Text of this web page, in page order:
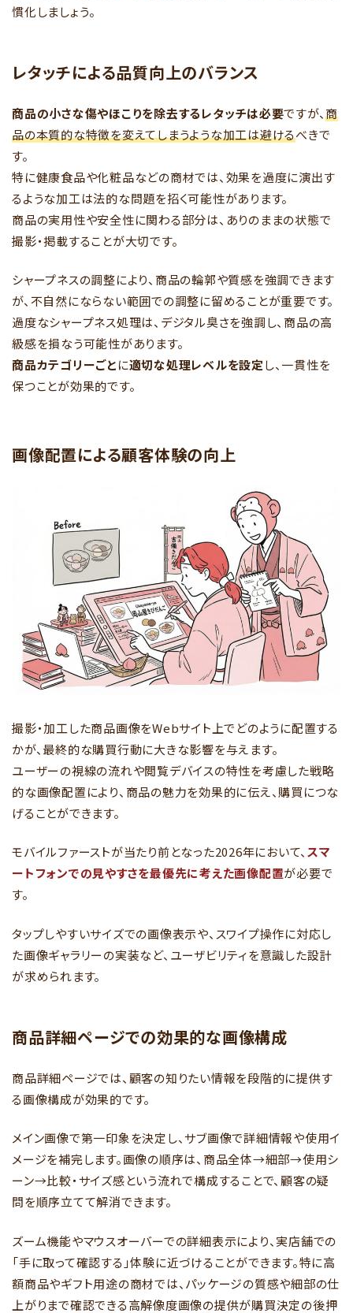
慣化しましょう。
レタッチによる品質向上のバランス
商品の小さな傷やほこりを除去するレタッチは必要ですが、商
品の本質的な特徴を変えてしまうような加工は避けるべきで
す。
特に健康食品や化粧品などの商材では、効果を過度に演出す
るような加工は法的な問題を招く可能性があります。
商品の実用性や安全性に関わる部分は、ありのままの状態で
撮影・掲載することが大切です。
シャープネスの調整により、商品の輪郭や質感を強調できます
が、不自然にならない範囲での調整に留めることが重要です。
過度なシャープネス処理は、デジタル臭さを強調し、商品の高
級感を損なう可能性があります。
商品カテゴリーごとに適切な処理レベルを設定し、一貫性を
保つことが効果的です。
画像配置による顧客体験の向上
撮影・加工した商品画像をWebサイト上でどのように配置する
かが、最終的な購買行動に大きな影響を与えます。
ユーザーの視線の流れや閲覧デバイスの特性を考慮した戦略
的な画像配置により、商品の魅力を効果的に伝え、購買につな
げることができます。
モバイルファーストが当たり前となった2026年において、 スマ
ートフォンでの見やすさを最優先に考えた画像配置が必要で
す。
タップしやすいサイズでの画像表示や、スワイプ操作に対応し
た画像ギャラリーの実装など、ユーザビリティを意識した設計
が求められます。
商品詳細ページでの効果的な画像構成
商品詳細ページでは、顧客の知りたい情報を段階的に提供す
る画像構成が効果的です。
メイン画像で第一印象を決定し、サブ画像で詳細情報や使用イ
メージを補完します。画像の順序は、商品全体→細部→使用シ
ーン→比較・サイズ感という流れで構成することで、顧客の疑
問を順序立てて解消できます。
ズーム機能やマウスオーバーでの詳細表示により、実店舗での
「手に取って確認する」体験に近づけることができます。特に高
額商品やギフト用途の商材では、パッケージの質感や細部の仕
上がりまで確認できる高解像度画像の提供が購買決定の後押